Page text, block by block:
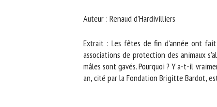
Auteur : Renaud d’Hardivilliers
Extrait : Les fêtes de fin d’année ont fait
associations de protection des animaux
mâles sont gavés. Pourquoi ? Y a-t-il
an, cité par la Fondation Brigitte Bardot,
*